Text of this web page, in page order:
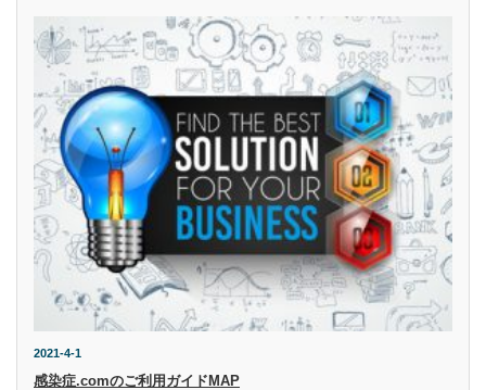
2021-4-1
感染症.comのご利用ガイドMAP